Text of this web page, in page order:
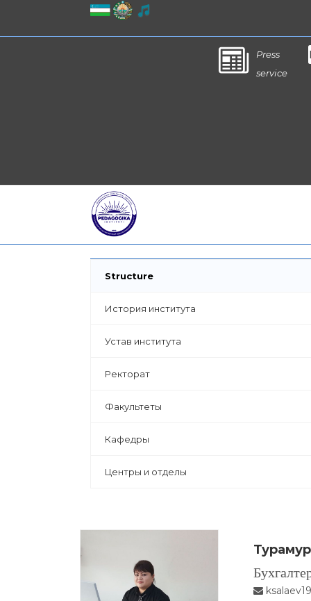
Press
service
Structure
История института
Устав института
Ректорат
Факультеты
Кафедры
Центры и отделы